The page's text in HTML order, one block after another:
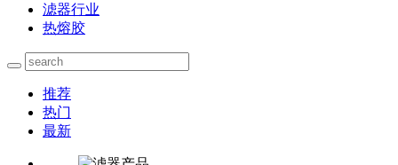
滤器行业
热熔胶
推荐
热门
最新